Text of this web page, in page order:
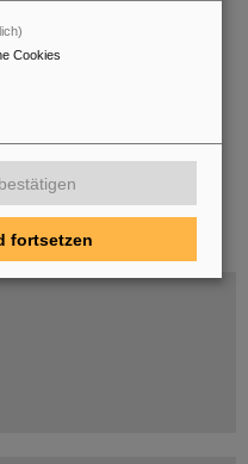
Cookies
fortsetzen